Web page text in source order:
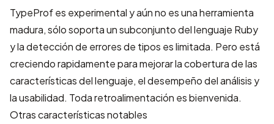
TypeProf es experimental y aún no es una herramienta
madura, sólo soporta un subconjunto del lenguaje Ruby
y la detección de errores de tipos es limitada. Pero está
creciendo rapidamente para mejorar la cobertura de las
características del lenguaje, el desempeño del análisis y
la usabilidad. Toda retroalimentación es bienvenida.
Otras características notables